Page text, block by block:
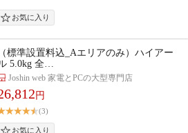
（標準設置料込_Aエリアのみ）ハイアー
5.0kg 全…
Joshin web 家電とPCの大型専門店
円
(3)